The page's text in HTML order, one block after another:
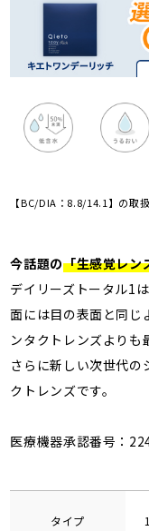
【BC/DIA：8.8/14.1】の取
今話題の「生感覚レン
デイリーズトータル1
面には目の表面と同じ
ンタクトレンズよりも
さらに新しい次世代の
クトレンズです。
医療機器承認番号：
タイプ